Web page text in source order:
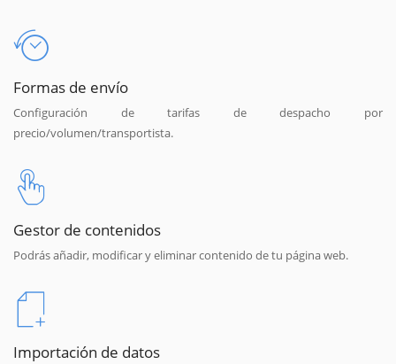
Formas de envío
Configuración de tarifas de despacho por
precio/volumen/transportista.
Gestor de contenidos
Podrás añadir, modificar y eliminar contenido de tu página web.
Importación de datos